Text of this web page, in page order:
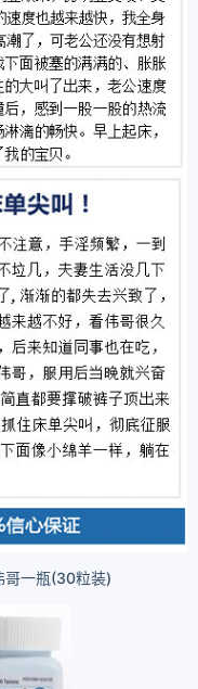
哥一瓶(30粒装)